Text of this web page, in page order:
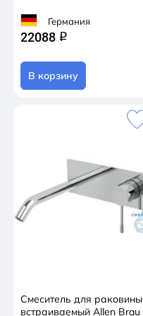
Германия
22088 q
В корзину
Смеситель для раковины
встраиваемый Allen Brau